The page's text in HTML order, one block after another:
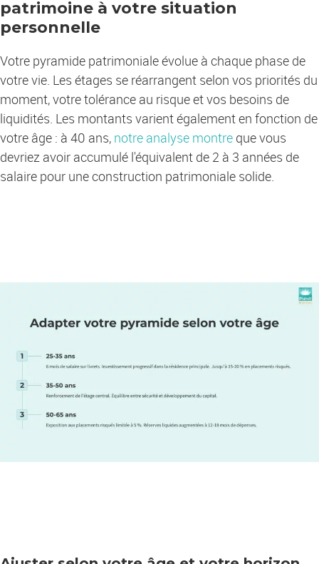
patrimoine à votre situation
personnelle
Votre pyramide patrimoniale évolue à chaque phase de
votre vie. Les étages se réarrangent selon vos priorités du
moment, votre tolérance au risque et vos besoins de
liquidités. Les montants varient également en fonction de
votre âge : à 40 ans, notre analyse montre que vous
devriez avoir accumulé l'équivalent de 2 à 3 années de
salaire pour une construction patrimoniale solide.